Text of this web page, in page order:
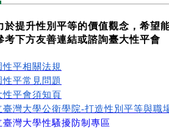
於提升性別平等的價值觀念，希望
考下方友善連結或諮詢臺大性平會
性平相關法規
性平常見問題
性平會須知頁
臺灣大學公衛學院-打造性別平等與職
臺灣大學性騷擾防制專區